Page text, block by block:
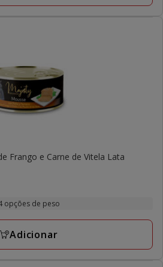
Frango e Carne de Vitela Lata
opções de peso
Adicionar